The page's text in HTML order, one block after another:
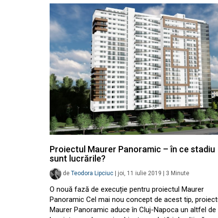
Proiectul Maurer Panoramic – în ce stadiu
sunt lucrările?
de Teodora Lipciuc joi, 11 iulie 2019 3 Minute
O nouă fază de execuție pentru proiectul Maurer
Panoramic Cel mai nou concept de acest tip,
Maurer Panoramic aduce în Cluj-Napoca un altfel de